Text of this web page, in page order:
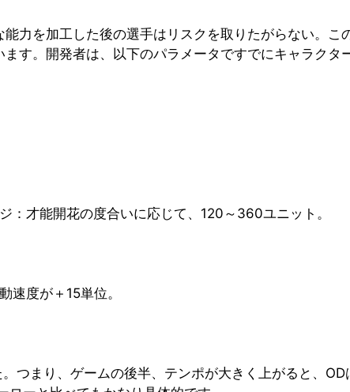
力を加工した後の選手はリスクを取りたがらない。
す。開発者は、以下のパラメータですでにキャラクタ
：才能開花の度合いに応じて、120～360ユニット。
速度が＋15単位。
まり、ゲームの後半、テンポが大きく上がると、OD